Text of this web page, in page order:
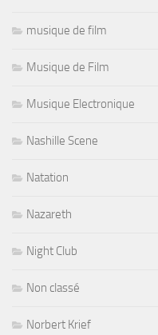
musique de film
Musique de Film
Musique Electronique
Nashille Scene
Natation
Nazareth
Night Club
Non classé
Norbert Krief